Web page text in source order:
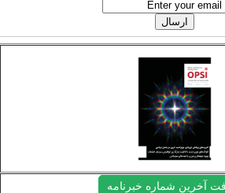
آخرین شماره خبرنامه